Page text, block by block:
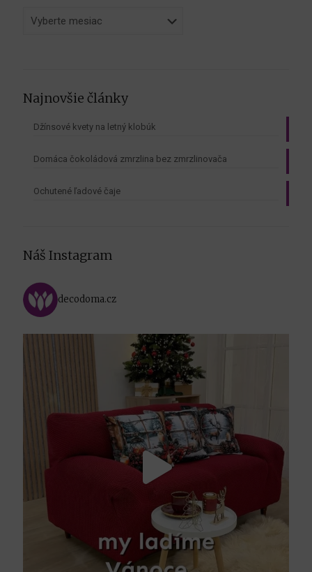
Najnovšie články
Džínsové kvety na letný klobúk
Domáca čokoládová zmrzlina bez zmrzlinovača
Ochutené ľadové čaje
Náš Instagram
decodoma.cz